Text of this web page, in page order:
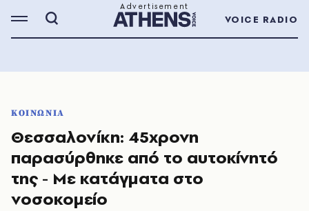
VOICE RADIO
ΚΟΙΝΩΝΙΑ
Θεσσαλονίκη: 45χρονη
παρασύρθηκε από το αυτοκίνητό
της - Με κατάγματα στο
νοσοκομείο